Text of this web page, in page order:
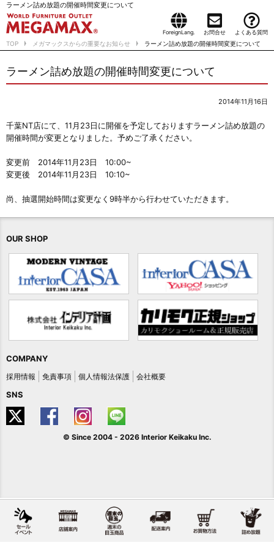
ラーメン詰め放題の開催時間変更について
ForeignLang. お問合せ よくある質問
TOP メガマックスからの重要なお知らせ ラーメン詰め放題の開催時間変更について
ラーメン詰め放題の開催時間変更について
2014年11月16日
千葉NT店にて、11月23日に開催を予定しておりますラーメン詰め放題の
開催時間が変更となりました。予めご了承ください。
変更前 2014年11月23日 10:00~
変更後 2014年11月23日 10:10~
尚、抽選開始時間は変更なく9時半から行わせていただきます。
OUR SHOP
COMPANY
採用情報 免責事項 個人情報法保護 会社概要
SNS
© Since 2004 - 2026 Interior Keikaku Inc.